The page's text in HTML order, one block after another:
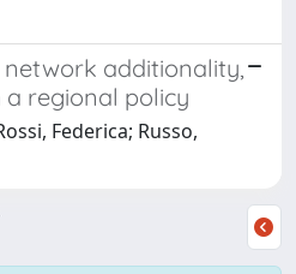
additionality,
regional policy
Federica; Russo,